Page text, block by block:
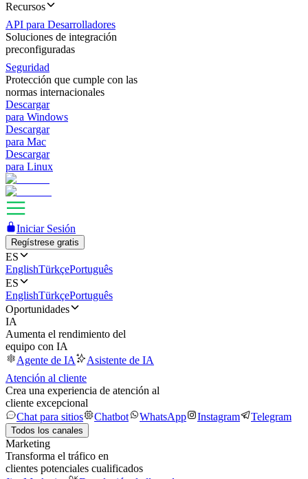
Recursos
API para Desarrolladores
Soluciones de integración
preconfiguradas
Seguridad
Protección que cumple con las
normas internacionales
Descargar
para Windows
Descargar
para Mac
Descargar
para Linux
Iniciar Sesión
Regístrese gratis
ES
EnglishTürkçePortuguês
ES
EnglishTürkçePortuguês
Oportunidades
IA
Aumenta el rendimiento del
equipo con IA
Agente de IA
Asistente de IA
Atención al cliente
Crea una experiencia de atención al
cliente excepcional
Chat para sitios
Chatbot WhatsApp Instagram Telegram
Todos los canales
Marketing
Transforma el tráfico en
clientes potenciales cualificados